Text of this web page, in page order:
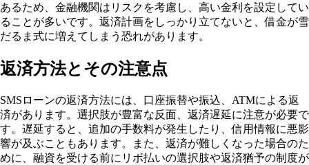
あるため、金融機関はリスクを考慮し、高い金利を設定してい
ることが多いです。返済計画をしっかり立てないと、借金が雪
だるま式に増えてしまう恐れがあります。
返済方法とその注意点
SMSローンの返済方法には、口座振替や振込、ATMによる返
済があります。選択肢が豊富な反面、返済遅延に注意が必要で
す。遅延すると、追加の手数料が発生したり、信用情報に悪影
響が及ぶこともあります。また、返済が難しくなった場合のた
めに、融資を受ける前にリボ払いの選択肢や返済猶予の制度が